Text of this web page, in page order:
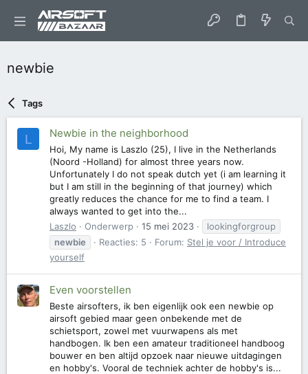
newbie
Tags
L Newbie in the neighborhood
Hoi, My name is Laszlo (25), I live in the Netherlands
(Noord -Holland) for almost three years now.
Unfortunately I do not speak dutch yet (i am learning it
but I am still in the beginning of that journey) which
greatly reduces the chance for me to find a team. I
always wanted to get into the...
Laszlo
Onderwerp 15 mei 2023
lookingforgroup
newbie
Reacties: 5 Forum: Stel je voor / Introduce
yourself
Even voorstellen
Beste airsofters, ik ben eigenlijk ook een newbie op
airsoft gebied maar geen onbekende met de
schietsport, zowel met vuurwapens als met
handbogen. Ik ben een amateur traditioneel handboog
bouwer en ben altijd opzoek naar nieuwe uitdagingen
en hobby's. Vooral de techniek achter de hobby's is...